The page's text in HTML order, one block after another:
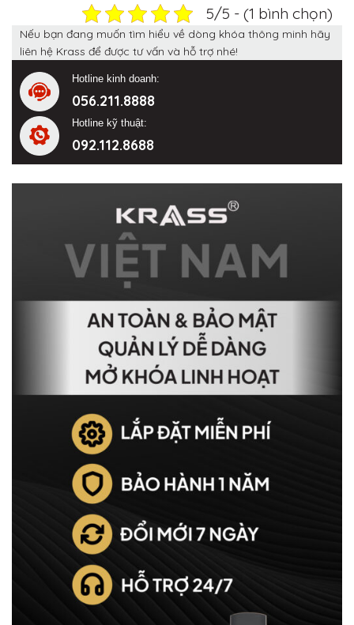
5/5 - (1 bình chọn)
Nếu bạn đang muốn tìm hiểu về dòng khóa thông minh hãy
liên hệ Krass để được tư vấn và hỗ trợ nhé!
Hotline kinh doanh:
056.211.8888
Hotline kỹ thuật:
092.112.8688